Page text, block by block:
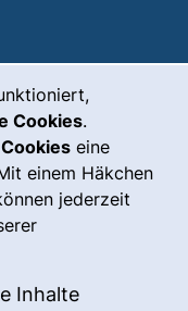
Cookies.
eine
einem Häkchen
jederzeit
akzeptieren
Inhalte: Externe
Link, öffnet